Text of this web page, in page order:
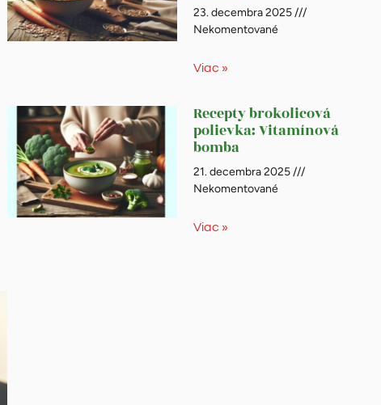
23. decembra 2025
Nekomentované
Viac »
Recepty brokolicová
polievka: Vitamínová
bomba
21. decembra 2025
Nekomentované
Viac »